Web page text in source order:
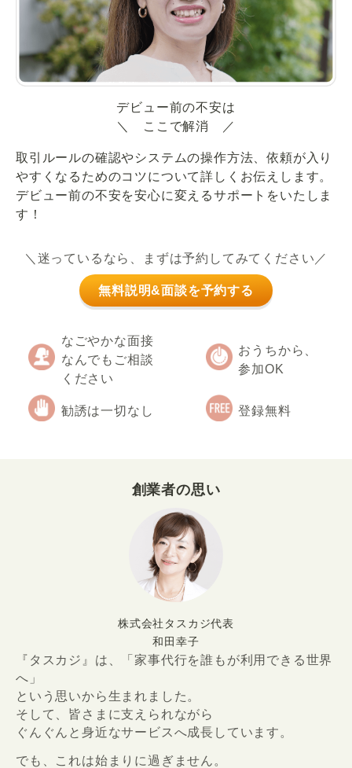
デビュー前の不安は
＼ ここで解消 ／
取引ルールの確認やシステムの操作方法、依頼が入り
やすくなるためのコツについて詳しくお伝えします。
デビュー前の不安を安心に変えるサポートをいたしま
す！
＼迷っているなら、まずは予約してみてください／
無料説明&面談を予約する
なごやかな面接
なんでもご相談
ください
おうちから、
参加OK
勧誘は一切なし 登録無料
創業者の思い
株式会社タスカジ代表
和田幸子
『タスカジ』は、「家事代行を誰もが利用できる世界
へ」
という思いから生まれました。
そして、皆さまに支えられながら
ぐんぐんと身近なサービスへ成長しています。
でも、これは始まりに過ぎません。